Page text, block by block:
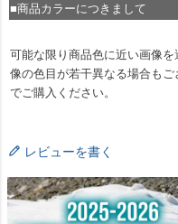
■商品カラーにつきまして
可能な限り商品色に近い画像
像の色目が若干異なる場合も
でご購入ください。
レビューを書く